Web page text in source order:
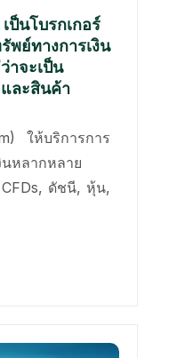
ป็นโบรกเกอร์
พย์ทางการเงิน
าจะเป็น
ละสินค้า
ให้บริการการ
นหลากหลาย
CFDs, ดัชนี, หุ้น,